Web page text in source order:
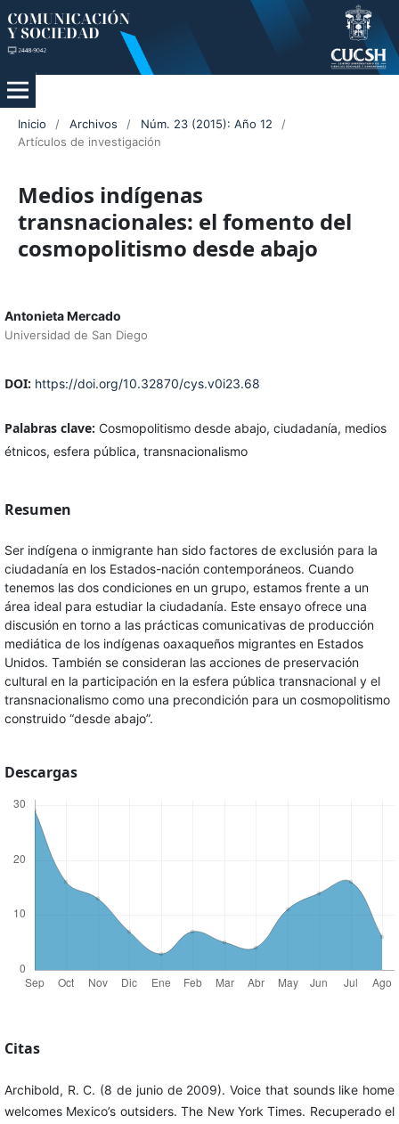
Inicio / Archivos / Núm. 23 (2015): Año 12
/
Artículos de investigación
Medios indígenas
transnacionales: el fomento del
cosmopolitismo desde abajo
Antonieta Mercado
Universidad de San Diego
DOI: https://doi.org/10.32870/cys.v0i23.68
Palabras clave: Cosmopolitismo desde abajo, ciudadanía, medios
étnicos, esfera pública, transnacionalismo
Resumen
Ser indígena o inmigrante han sido factores de exclusión para la
ciudadanía en los Estados-nación contemporáneos. Cuando
tenemos las dos condiciones en un grupo, estamos frente a un
área ideal para estudiar la ciudadanía. Este ensayo ofrece una
discusión en torno a las prácticas comunicativas de producción
mediática de los indígenas oaxaqueños migrantes en Estados
Unidos. También se consideran las acciones de preservación
cultural en la participación en la esfera pública transnacional y el
transnacionalismo como una precondición para un cosmopolitismo
construido “desde abajo”.
Descargas
Citas
Archibold, R. C. (8 de junio de 2009). Voice that sounds like home
welcomes Mexico’s outsiders. The New York Times. Recuperado el